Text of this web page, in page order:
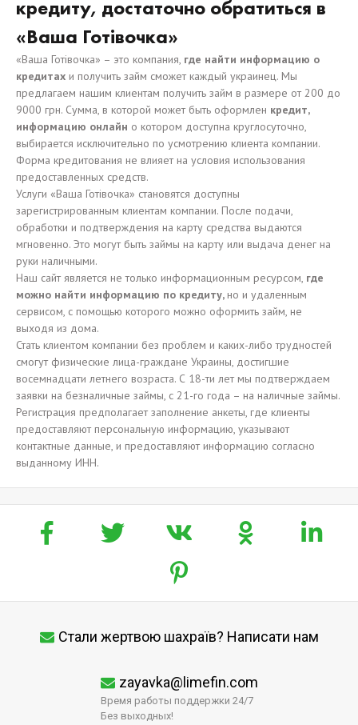
кредиту, достаточно обратиться в
«Ваша Готівочка»
«Ваша Готівочка» – это компания, где найти информацию о
кредитах и получить займ сможет каждый украинец. Мы
предлагаем нашим клиентам получить займ в размере от 200 до
9000 грн. Сумма, в которой может быть оформлен кредит,
информацию онлайн о котором доступна круглосуточно,
выбирается исключительно по усмотрению клиента компании.
Форма кредитования не влияет на условия использования
предоставленных средств.
Услуги «Ваша Готівочка» становятся доступны
зарегистрированным клиентам компании. После подачи,
обработки и подтверждения на карту средства выдаются
мгновенно. Это могут быть займы на карту или выдача денег на
руки наличными.
Наш сайт является не только информационным ресурсом, где
можно найти информацию по кредиту, но и удаленным
сервисом, с помощью которого можно оформить займ, не
выходя из дома.
Стать клиентом компании без проблем и каких-либо трудностей
смогут физические лица-граждане Украины, достигшие
восемнадцати летнего возраста. С 18-ти лет мы подтверждаем
заявки на безналичные займы, с 21-го года – на наличные займы.
Регистрация предполагает заполнение анкеты, где клиенты
предоставляют персональную информацию, указывают
контактные данные, и предоставляют информацию согласно
выданному ИНН.
Стали жертвою шахраїв? Написати нам
zayavka@limefin.com
Время работы поддержки 24/7
Без выходных!